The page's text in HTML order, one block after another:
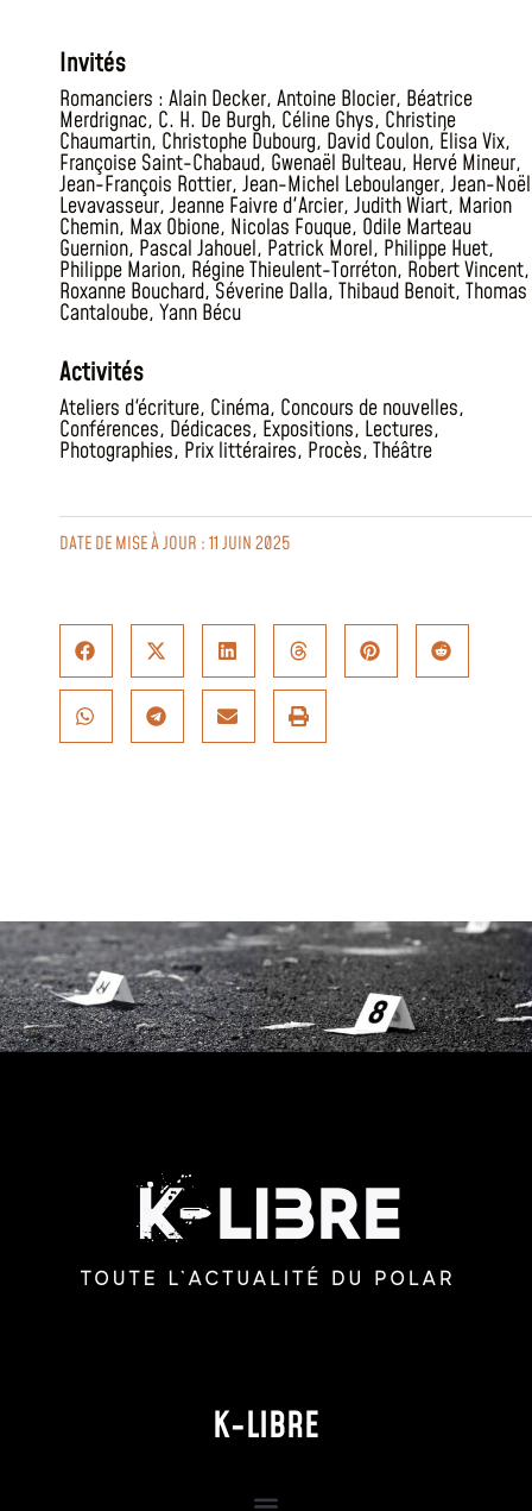
Invités
Romanciers : Alain Decker, Antoine Blocier, Béatrice
Merdrignac, C. H. De Burgh, Céline Ghys, Christine
Chaumartin, Christophe Dubourg, David Coulon, Élisa Vix,
Françoise Saint-Chabaud, Gwenaël Bulteau, Hervé Mineur,
Jean-François Rottier, Jean-Michel Leboulanger, Jean-Noël
Levavasseur, Jeanne Faivre d'Arcier, Judith Wiart, Marion
Chemin, Max Obione, Nicolas Fouque, Odile Marteau
Guernion, Pascal Jahouel, Patrick Morel, Philippe Huet,
Philippe Marion, Régine Thieulent-Torréton, Robert Vincent,
Roxanne Bouchard, Séverine Dalla, Thibaud Benoit, Thomas
Cantaloube, Yann Bécu
Activités
Ateliers d'écriture, Cinéma, Concours de nouvelles,
Conférences, Dédicaces, Expositions, Lectures,
Photographies, Prix littéraires, Procès, Théâtre
DATE DE MISE À JOUR : 11 JUIN 2025
K-LIBRE